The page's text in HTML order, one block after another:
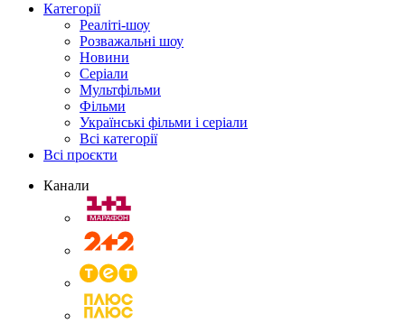
Категорії
Реаліті-шоу
Розважальні шоу
Новини
Серіали
Мультфільми
Фільми
Українські фільми і серіали
Всі категорії
Всі проєкти
Канали